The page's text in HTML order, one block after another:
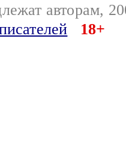
авторам,
18+